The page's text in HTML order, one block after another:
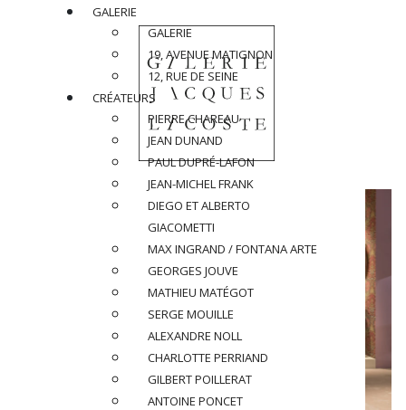
GALERIE
GALERIE
19, AVENUE MATIGNON
12, RUE DE SEINE
CRÉATEURS
PIERRE CHAREAU
JEAN DUNAND
PAUL DUPRÉ-LAFON
JEAN-MICHEL FRANK
DIEGO ET ALBERTO
GIACOMETTI
MAX INGRAND / FONTANA ARTE
GEORGES JOUVE
MATHIEU MATÉGOT
SERGE MOUILLE
ALEXANDRE NOLL
CHARLOTTE PERRIAND
GILBERT POILLERAT
ANTOINE PONCET